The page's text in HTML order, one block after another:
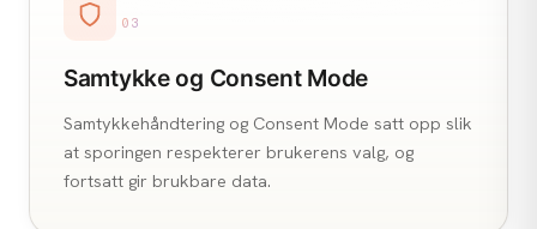
03
Samtykke og Consent Mode
Samtykkehåndtering og Consent Mode satt opp slik
at sporingen respekterer brukerens valg, og
fortsatt gir brukbare data.